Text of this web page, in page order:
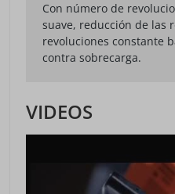
Con número de
suave, reducción de las
revoluciones constante
contra sobrecarga.
VIDEOS